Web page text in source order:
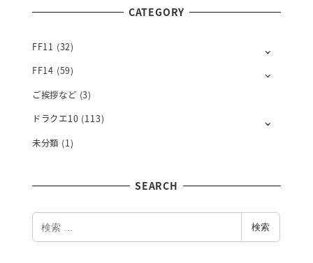
H
Y
CATEGORY
FF11 (32)
FF14 (59)
ご挨拶など (3)
ドラクエ10 (113)
未分類 (1)
SEARCH
検
検索